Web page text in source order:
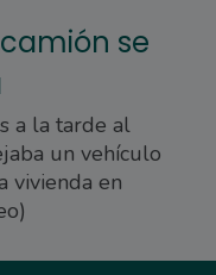
se
a la tarde al
un vehículo
vivienda en